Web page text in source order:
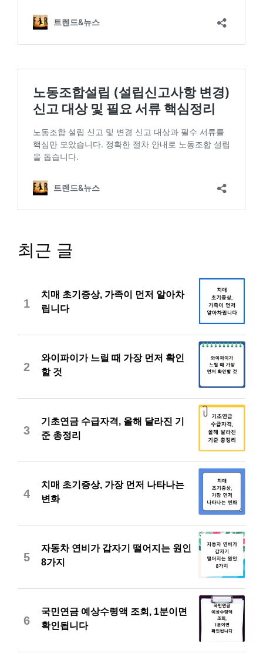
최근 글
1
치매 초기증상, 가족이 먼저 알아차
립니다
2
와이파이가 느릴 때 가장 먼저 확인
할 것
3
기초연금 수급자격, 올해 달라진 기
준 총정리
4
치매 초기증상, 가장 먼저 나타나는
변화
5
자동차 연비가 갑자기 떨어지는 원인
8가지
6
국민연금 예상수령액 조회, 1분이면
확인됩니다